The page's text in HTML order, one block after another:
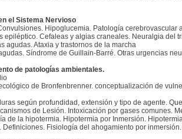
el Sistema Nervioso
Hipoglucemia. Patología cerebrovascular
epiléptico. Cefaleas y algias craneales. Neuralgia del
agudas. Ataxia y trastornos de la marcha
Síndrome de Guillain-Barré. Otras urgencias
de patologías ambientales.
de Bronfenbrenner. conceptualización de
según profundidad, extensión y tipo de agente.
de Lesión. Intoxicación por gases comunes.
de la hipotermia. Hipotermia por Inmersión.
Definiciones. Fisiología del ahogamiento por